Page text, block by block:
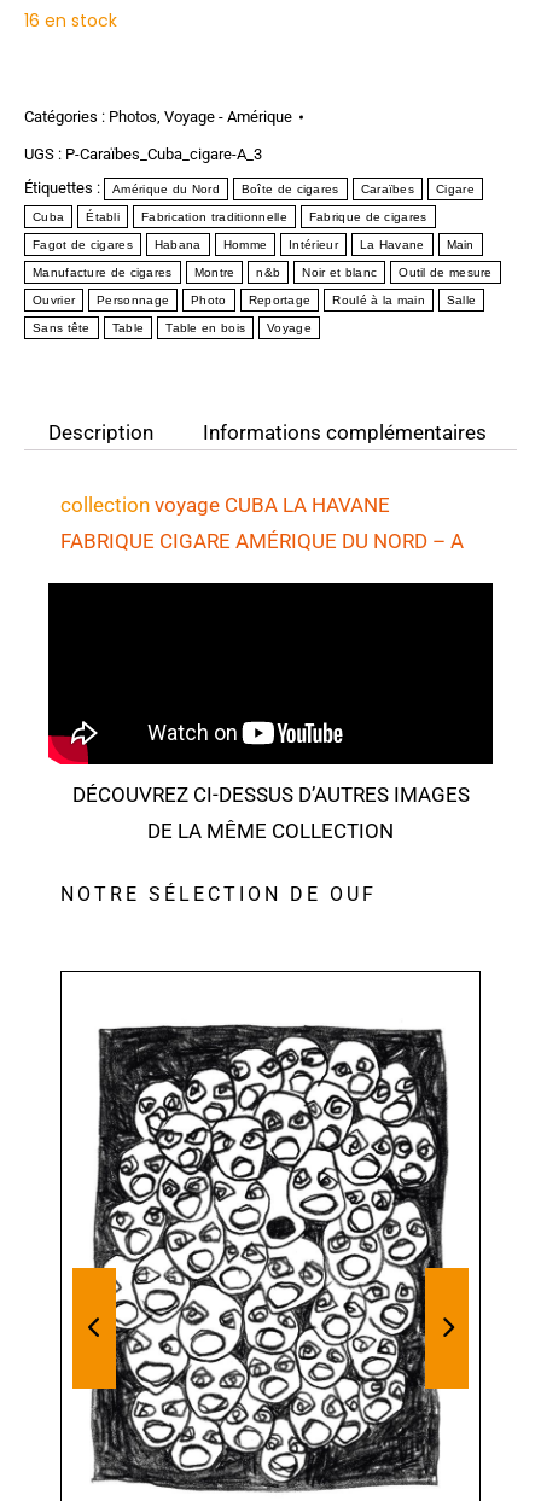
16 en stock
Catégories : Photos, Voyage - Amérique
UGS : P-Caraïbes_Cuba_cigare-A_3
Étiquettes :
Amérique du Nord Boîte de cigares Caraïbes Cigare
Cuba Établi Fabrication traditionnelle Fabrique de cigares
Fagot de cigares Habana Homme Intérieur La Havane Main
Manufacture de cigares Montre n&b Noir et blanc Outil de mesure
Ouvrier Personnage Photo Reportage Roulé à la main Salle
Sans tête Table Table en bois Voyage
Description Informations complémentaires
collection voyage CUBA LA HAVANE
FABRIQUE CIGARE AMÉRIQUE DU NORD – A
DÉCOUVREZ CI-DESSUS D’AUTRES IMAGES
DE LA MÊME COLLECTION
NOTRE SÉLECTION DE OUF